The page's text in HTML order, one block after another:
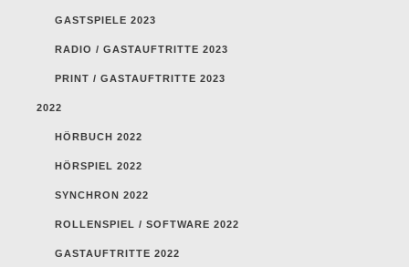
GASTSPIELE 2023
RADIO / GASTAUFTRITTE 2023
PRINT / GASTAUFTRITTE 2023
2022
HÖRBUCH 2022
HÖRSPIEL 2022
SYNCHRON 2022
ROLLENSPIEL / SOFTWARE 2022
GASTAUFTRITTE 2022